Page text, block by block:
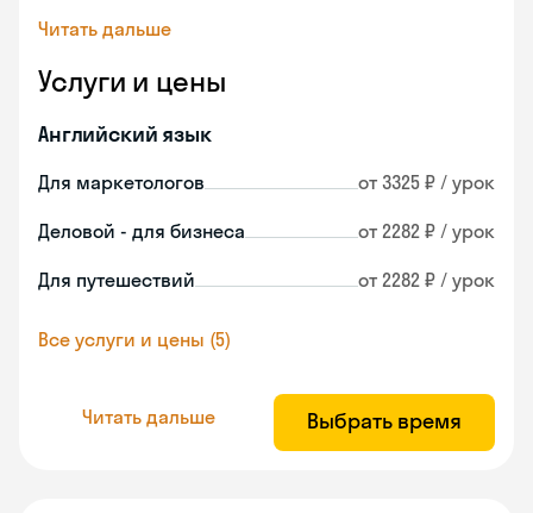
Читать дальше
Услуги и цены
Английский язык
Для маркетологов от 3325 ₽ / урок
Деловой - для бизнеса от 2282 ₽ / урок
Для путешествий от 2282 ₽ / урок
Все услуги и цены (5)
Читать дальше Выбрать время